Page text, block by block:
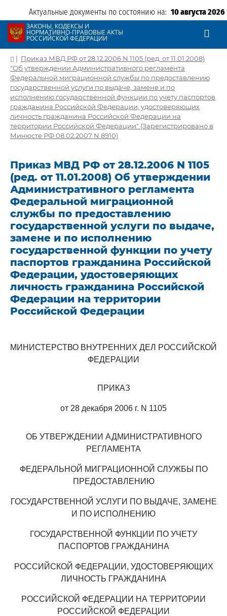
Актуальные документы по состоянию на: 10 августа 2026
ЗАКОНЫ, КОДЕКСЫ И
НОРМАТИВНО-ПРАВОВЫЕ АКТЫ
РОССИЙСКОЙ ФЕДЕРАЦИИ
| Приказ МВД РФ от 28.12.2006 N 1105 (ред. от 11.01.2008)
"Об утверждении Административного регламента
Федеральной миграционной службы по предоставлению
государственной услуги по выдаче, замене и по
исполнению государственной функции по учету паспортов
гражданина Российской Федерации, удостоверяющих
личность гражданина Российской Федерации на
территории Российской Федерации" (Зарегистрировано в
Минюсте РФ 08.02.2007 N 8910)
Приказ МВД РФ от 28.12.2006 N 1105
(ред. от 11.01.2008) Об утверждении
Административного регламента
Федеральной миграционной
службы по предоставлению
государственной услуги по выдаче,
замене и по исполнению
государственной функции по учету
паспортов гражданина Российской
Федерации, удостоверяющих
личность гражданина Российской
Федерации на территории
Российской Федерации
МИНИСТЕРСТВО ВНУТРЕННИХ ДЕЛ РОССИЙСКОЙ
ФЕДЕРАЦИИ
ПРИКАЗ
от 28 декабря 2006 г. N 1105
ОБ УТВЕРЖДЕНИИ АДМИНИСТРАТИВНОГО
РЕГЛАМЕНТА
ФЕДЕРАЛЬНОЙ МИГРАЦИОННОЙ СЛУЖБЫ ПО
ПРЕДОСТАВЛЕНИЮ
ГОСУДАРСТВЕННОЙ УСЛУГИ ПО ВЫДАЧЕ, ЗАМЕНЕ
И ПО ИСПОЛНЕНИЮ
ГОСУДАРСТВЕННОЙ ФУНКЦИИ ПО УЧЕТУ
ПАСПОРТОВ ГРАЖДАНИНА
РОССИЙСКОЙ ФЕДЕРАЦИИ, УДОСТОВЕРЯЮЩИХ
ЛИЧНОСТЬ ГРАЖДАНИНА
РОССИЙСКОЙ ФЕДЕРАЦИИ НА ТЕРРИТОРИИ
РОССИЙСКОЙ ФЕДЕРАЦИИ